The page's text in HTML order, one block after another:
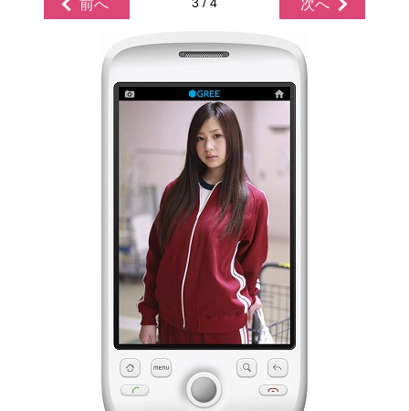
前へ 次へ